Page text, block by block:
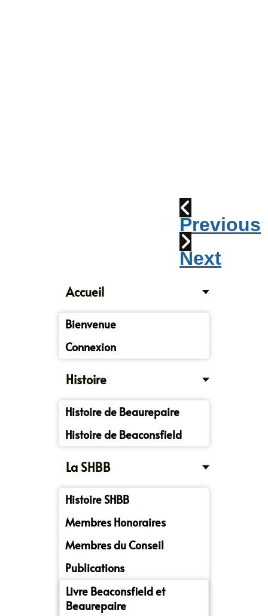
Previous
Next
Accueil
Bienvenue
Connexion
Histoire
Histoire de Beaurepaire
Histoire de Beaconsfield
La SHBB
Histoire SHBB
Membres Honoraires
Membres du Conseil
Publications
Livre Beaconsfield et
Beaurepaire